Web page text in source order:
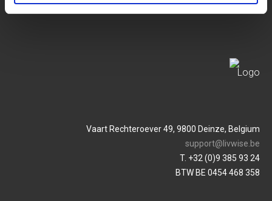
Vaart Rechteroever 49, 9800 Deinze, Belgium
support@livwise.be
T. +32 (0)9 385 93 24
BTW BE 0454 468 358